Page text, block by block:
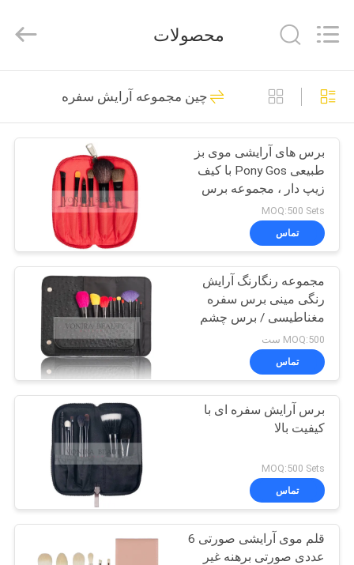
صفحه
اصلی
محصولات
درباره
کارخانه
کنترل
کیفیت
سایت
PRIVACY
POLICY
Cosmetics
Rights
برس های آرایش
لوکس
99
برس های آرایش با
کیفیت بالا
142
برس های آرایش
برچسب خصوصی
167
محصولات
چین مجموعه آرایش سفره
برس های آرایشی موی بز
طبیعی Pony Gos با کیف
زیپ دار ، مجموعه برس
سایه چشم
MOQ:500 Sets
تماس
مجموعه رنگارنگ آرایش
رنگی مینی برس سفره
مغناطیسی / برس چشم
سایز مصنوعی
MOQ:500 ست
تماس
برس آرایش سفره ای با
کیفیت بالا
MOQ:500 Sets
تماس
قلم موی آرایشی صورتی 6
عددی صورتی برهنه غیر